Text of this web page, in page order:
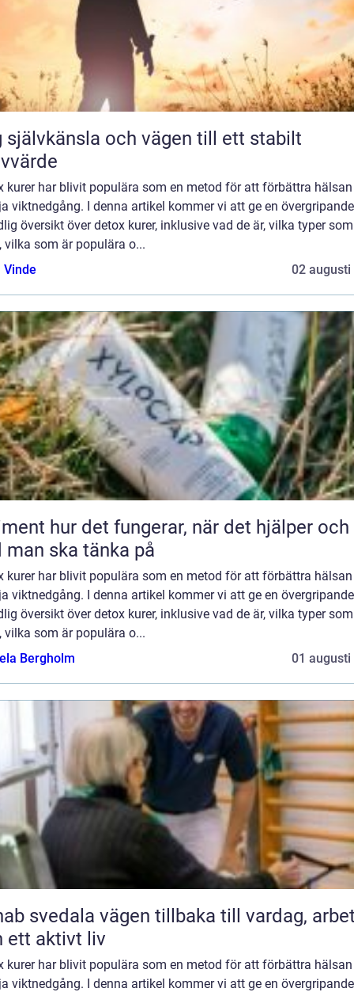
självkänsla och vägen till ett stabilt
kurer har blivit populära som en metod för att förbättra
viktnedgång. I denna artikel kommer vi att ge en
översikt över detox kurer, inklusive vad de är, vilka typer som
vilka som är populära o...
Vinde
02 augusti
när det hjälper och
man ska tänka på
kurer har blivit populära som en metod för att förbättra
viktnedgång. I denna artikel kommer vi att ge en
översikt över detox kurer, inklusive vad de är, vilka typer som
vilka som är populära o...
Bergholm
01 augusti
vägen tillbaka till vardag, arbete
ett aktivt liv
kurer har blivit populära som en metod för att förbättra
viktnedgång. I denna artikel kommer vi att ge en